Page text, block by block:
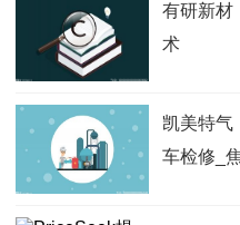
有研新材
术
凯美特气
车检修_